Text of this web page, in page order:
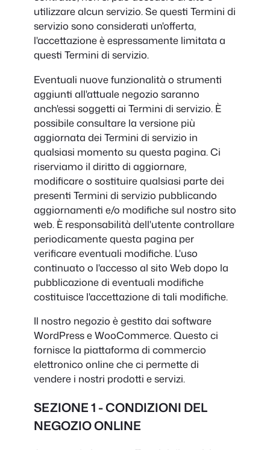
utilizzare alcun servizio. Se questi Termini di
servizio sono considerati un'offerta,
l'accettazione è espressamente limitata a
questi Termini di servizio.
Eventuali nuove funzionalità o strumenti
aggiunti all'attuale negozio saranno
anch'essi soggetti ai Termini di servizio. È
possibile consultare la versione più
aggiornata dei Termini di servizio in
qualsiasi momento su questa pagina. Ci
riserviamo il diritto di aggiornare,
modificare o sostituire qualsiasi parte dei
presenti Termini di servizio pubblicando
aggiornamenti e/o modifiche sul nostro sito
web. È responsabilità dell'utente controllare
periodicamente questa pagina per
verificare eventuali modifiche. L'uso
continuato o l'accesso al sito Web dopo la
pubblicazione di eventuali modifiche
costituisce l'accettazione di tali modifiche.
Il nostro negozio è gestito dai software
WordPress e WooCommerce. Questo ci
fornisce la piattaforma di commercio
elettronico online che ci permette di
vendere i nostri prodotti e servizi.
SEZIONE 1 - CONDIZIONI DEL
NEGOZIO ONLINE